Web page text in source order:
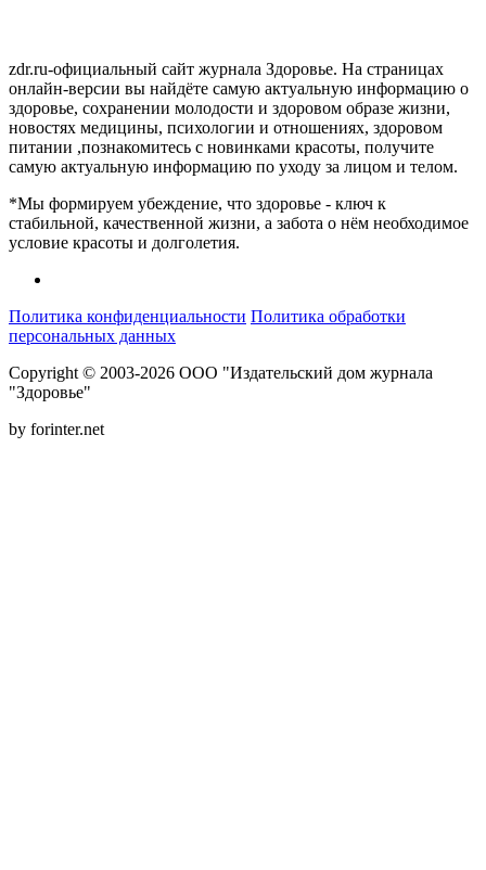
zdr.ru-официальный сайт журнала Здоровье. На страницах
онлайн-версии вы найдёте самую актуальную информацию о
здоровье, сохранении молодости и здоровом образе жизни,
новостях медицины, психологии и отношениях, здоровом
питании ,познакомитесь с новинками красоты, получите
самую актуальную информацию по уходу за лицом и телом.
*Мы формируем убеждение, что здоровье - ключ к
стабильной, качественной жизни, а забота о нём необходимое
условие красоты и долголетия.
Политика конфиденциальности Политика обработки
персональных данных
Copyright © 2003-2026 ООО "Издательский дом журнала
"Здоровье"
by forinter.net